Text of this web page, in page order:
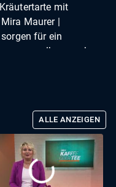
mit
Maurer |
für ein
selber machen:
Fettspuren. Mit
- Glücksbote
ALLE ANZEIGEN